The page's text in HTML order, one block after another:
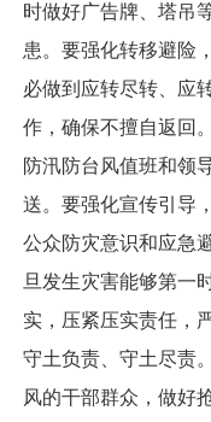
时做好广告牌、塔吊
患。要强化转移避险
必做到应转尽转、应
作，确保不擅自返回
防汛防台风值班和领
送。要强化宣传引导
公众防灾意识和应急
旦发生灾害能够第一
实，压紧压实责任，
守土负责、守土尽责
风的干部群众，做好